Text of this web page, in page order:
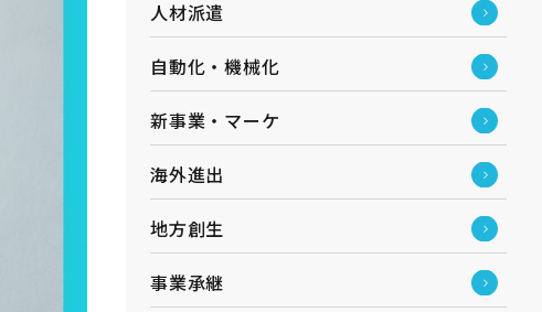
人材派遣
自動化・機械化
新事業・マーケ
海外進出
地方創生
事業承継